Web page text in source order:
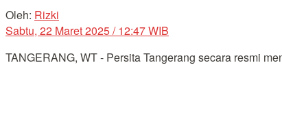
Oleh: Rizki
Sabtu, 22 Maret 2025 / 12:47 WIB
TANGERANG, WT - Persita Tangerang secara resmi